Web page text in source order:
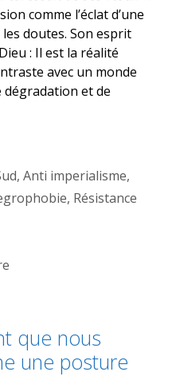
comme l’éclat d’une
doutes. Son esprit
: Il est la réalité
avec un monde
et de
, Anti imperialisme,
, Résistance
que nous
une posture